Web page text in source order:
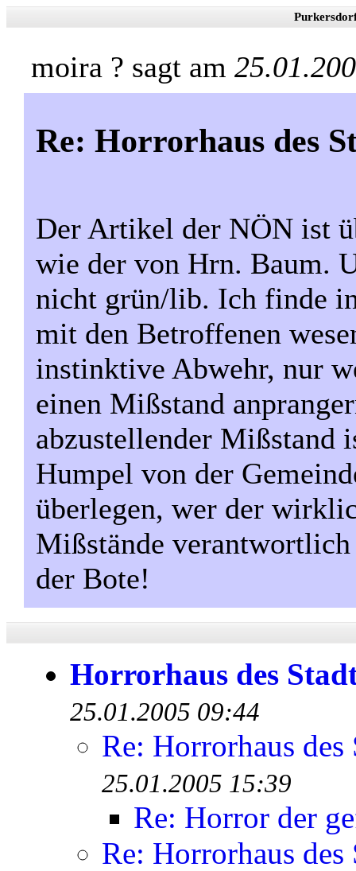
moira ? sagt am
Re: Horrorhaus des
Der Artikel der NÖN ist
wie der von Hrn. Baum.
nicht grün/lib. Ich finde
mit den Betroffenen
instinktive Abwehr, nur
einen Mißstand
abzustellender Mißstand
Humpel von der
überlegen, wer der
Mißstände
der Bote!
Horrorhaus des
25.01.2005 09:44
Re: Horrorhaus des
25.01.2005 15:39
Re: Horror der
Re: Horrorhaus des